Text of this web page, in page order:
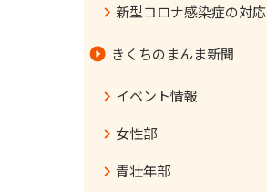
新型コロナ感染症の対応
きくちのまんま新聞
イベント情報
女性部
青壮年部